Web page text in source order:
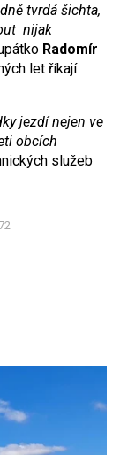
tvrdá šichta,
nijak
Radomír
let říkají
jezdí nejen ve
obcích
služeb